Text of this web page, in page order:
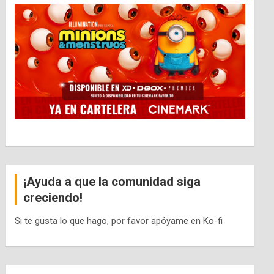
¡Ayuda a que la comunidad siga
creciendo!
Si te gusta lo que hago, por favor apóyame en Ko-fi